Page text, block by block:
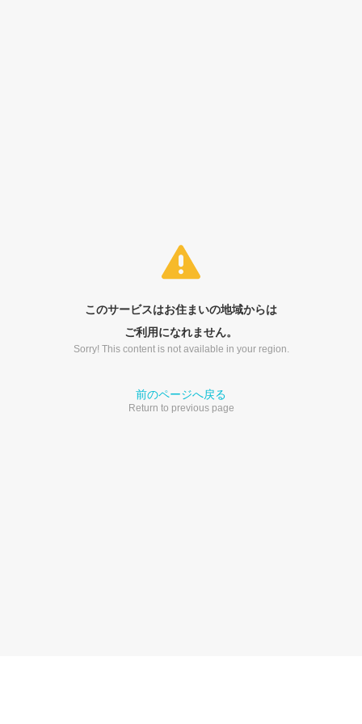
このサービスはお住まいの地域からは
ご利用になれません。
Sorry! This content is not available in your region.
前のページへ戻る
Return to previous page